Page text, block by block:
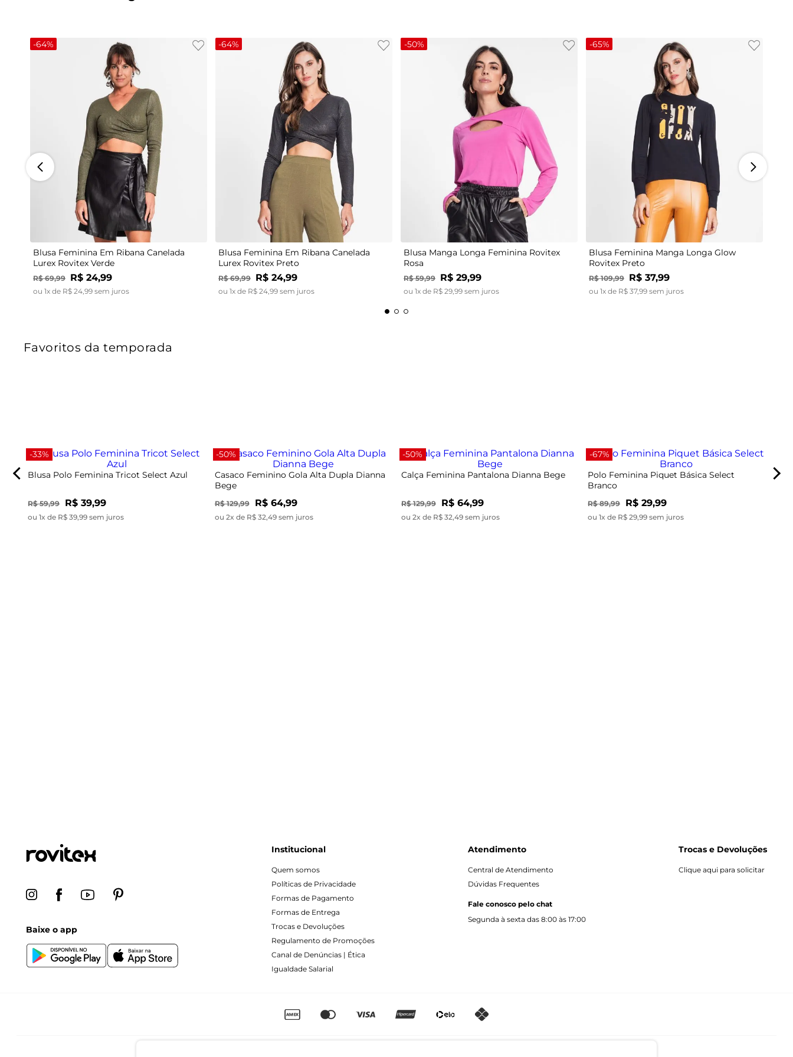
-64%
Blusa Feminina Em Ribana Canelada
Lurex Rovitex Verde
R$ 69,99 R$ 24,99
ou 1x de R$ 24 99 sem juros
-64%
Blusa Feminina Em Ribana Canelada
Lurex Rovitex Preto
R$ 69,99 R$ 24,99
ou 1x de R$ 24 99 sem juros
-50%
P M G GG
Blusa Manga Longa Feminina Rovitex
Rosa
R$ 59,99 R$ 29,99
ou 1x de R$ 29 99 sem juros
-65%
G
Blusa Feminina Manga Longa Glow
Rovitex Preto
R$ 109,99 R$ 37,99
ou 1x de R$ 37,99 sem juros
Favoritos da temporada
-33%
Blusa Polo Feminina Tricot Select Azul
R$ 59,99 R$ 39,99
ou 1x de R$ 39,99 sem juros
-50%
Casaco Feminino Gola Alta Dupla Dianna
Bege
R$ 129,99 R$ 64,99
ou 2x de R$ 32,49 sem juros
-50%
Calça Feminina Pantalona Dianna Bege
R$ 129,99 R$ 64,99
ou 2x de R$ 32,49 sem juros
-67%
Polo Feminina Piquet Básica Select
Branco
R$ 89,99 R$ 29,99
ou 1x de R$ 29,99 sem juros
Baixe o app
Institucional
Quem somos
Políticas de Privacidade
Formas de Pagamento
Formas de Entrega
Trocas e Devoluções
Regulamento de Promoções
Canal de Denúncias | Ética
Igualdade Salarial
Atendimento
Central de Atendimento
Dúvidas Frequentes
Fale conosco pelo chat
Segunda à sexta das 8:00 às 17:00
Trocas e Devoluções
Clique aqui para solicitar